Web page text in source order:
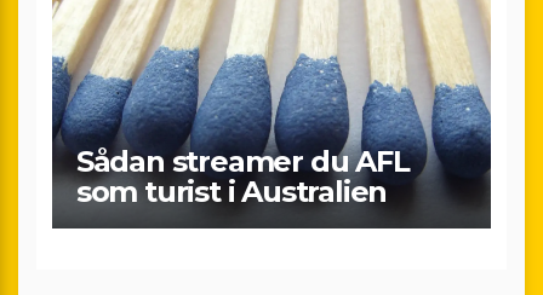
Sådan streamer du AFL
som turist i Australien